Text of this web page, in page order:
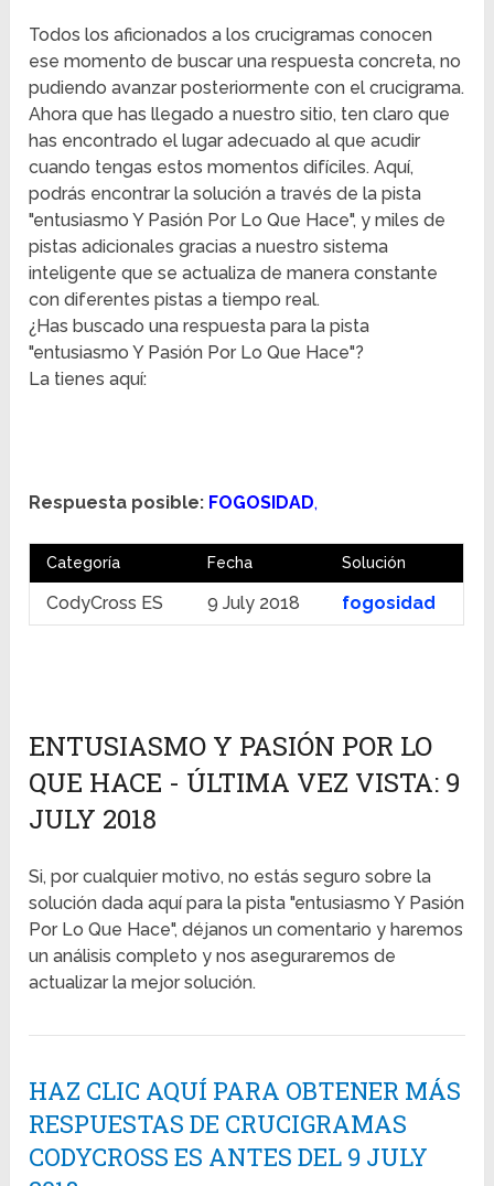
Todos los aficionados a los crucigramas conocen
ese momento de buscar una respuesta concreta, no
pudiendo avanzar posteriormente con el crucigrama.
Ahora que has llegado a nuestro sitio, ten claro que
has encontrado el lugar adecuado al que acudir
cuando tengas estos momentos difíciles. Aquí,
podrás encontrar la solución a través de la pista
"entusiasmo Y Pasión Por Lo Que Hace", y miles de
pistas adicionales gracias a nuestro sistema
inteligente que se actualiza de manera constante
con diferentes pistas a tiempo real.
¿Has buscado una respuesta para la pista
"entusiasmo Y Pasión Por Lo Que Hace"?
La tienes aquí:
Respuesta posible: FOGOSIDAD,
Categoría Fecha Solución
CodyCross ES 9 July 2018 fogosidad
ENTUSIASMO Y PASIÓN POR LO
QUE HACE - ÚLTIMA VEZ VISTA: 9
JULY 2018
Si, por cualquier motivo, no estás seguro sobre la
solución dada aquí para la pista "entusiasmo Y Pasión
Por Lo Que Hace", déjanos un comentario y haremos
un análisis completo y nos aseguraremos de
actualizar la mejor solución.
HAZ CLIC AQUÍ PARA OBTENER MÁS
RESPUESTAS DE CRUCIGRAMAS
CODYCROSS ES ANTES DEL 9 JULY